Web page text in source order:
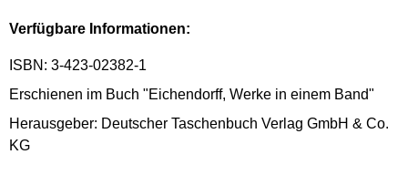
Verfügbare Informationen:
ISBN: 3-423-02382-1
Erschienen im Buch "Eichendorff, Werke in einem Band"
Herausgeber: Deutscher Taschenbuch Verlag GmbH & Co.
KG